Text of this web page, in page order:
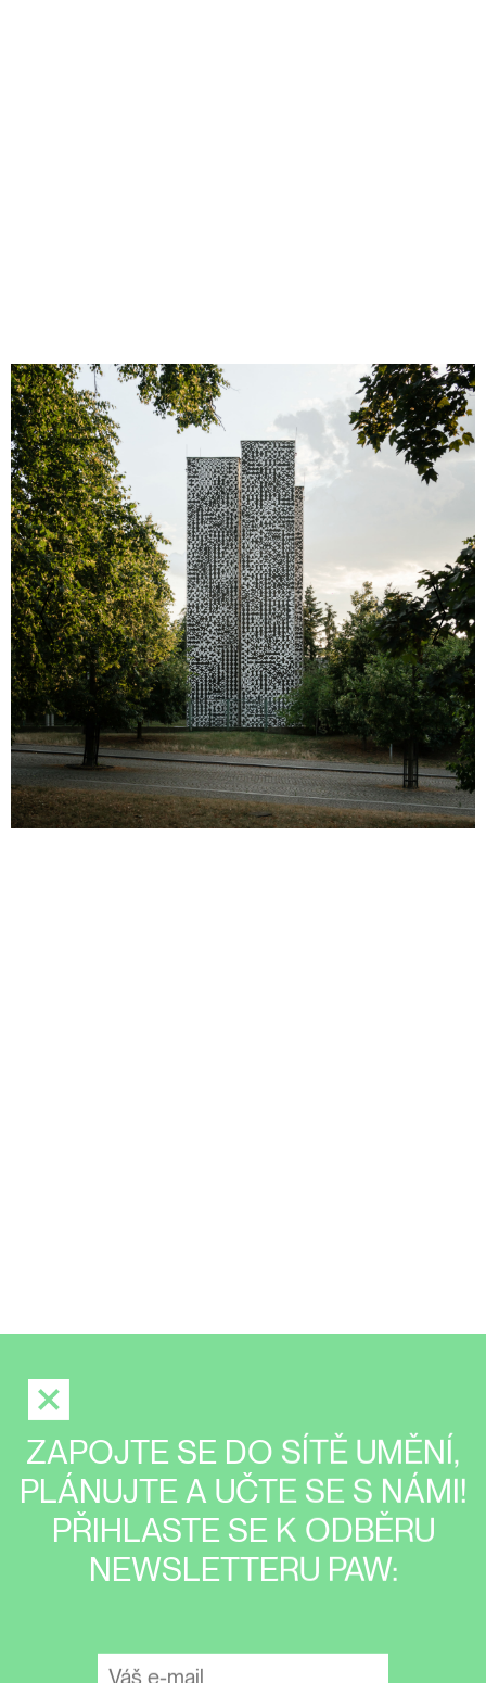
ZAPOJTE SE DO SÍTĚ UMĚNÍ,
PLÁNUJTE A UČTE SE S NÁMI!
PŘIHLASTE SE K ODBĚRU
NEWSLETTERU PAW: